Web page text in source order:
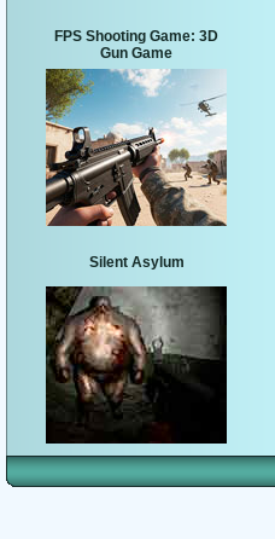
FPS Shooting Game: 3D
Gun Game
Silent Asylum